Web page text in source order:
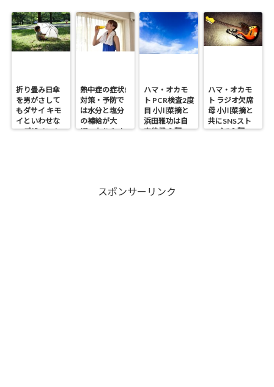
折り畳み日傘
を男がさして
もダサイ キモ
イといわせな
いデザイン！
熱中症の症状!
対策・予防で
は水分と塩分
の補給が大
切・なりやす
ハマ・オカモ
ト PCR検査2度
目 小川菜摘と
浜田雅功は自
宅待機 心配の
ハマ・オカモ
ト ラジオ欠席
母 小川菜摘と
共にSNSスト
ップで心配の
スポンサーリンク